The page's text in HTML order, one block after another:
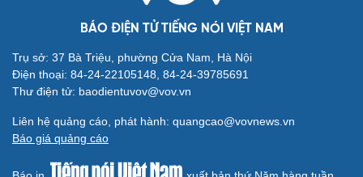
BÁO ĐIỆN TỬ TIẾNG NÓI VIỆT NAM
Trụ sở: 37 Bà Triệu, phường Cửa Nam, Hà Nội
Điện thoại: 84-24-22105148, 84-24-39785691
Thư điện tử: baodientuvov@vov.vn
Liên hệ quảng cáo, phát hành: quangcao@vovnews.vn
Báo giá quảng cáo